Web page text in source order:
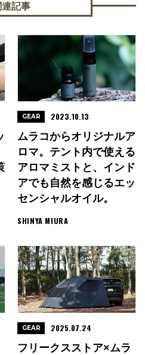
連記事
ムラコからオリジナルア
ロマ。テント内で使える
アロマミストと、インド
アでも自然を感じるエッ
センシャルオイル。
SHINYA MIURA
GEAR 2023.10.13
フリークスストア×ムラ
GEAR 2025.07.24